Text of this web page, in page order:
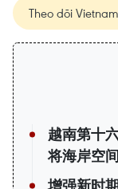
Theo dõi
越南第十
将海岸空